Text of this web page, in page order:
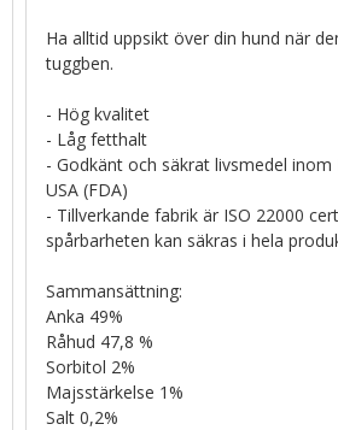
Ha alltid uppsikt över din hund när
tuggben.
- Hög kvalitet
- Låg fetthalt
- Godkänt och säkrat livsmedel inom
USA (FDA)
- Tillverkande fabrik är ISO 22000
spårbarheten kan säkras i hela
Sammansättning:
Anka 49%
Råhud 47,8 %
Sorbitol 2%
Majsstärkelse 1%
Salt 0,2%